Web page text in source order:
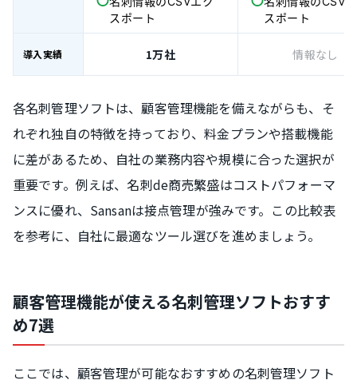
スポート
スポート
導入実績 1万社 情報なし
各名刺管理ソフトは、顧客管理機能を備えながらも、そ
れぞれ独自の特徴を持っており、料金プランや搭載機能
に差があるため、自社の業務内容や規模に合った選択が
重要です。例えば、名刺de商売繁盛はコストパフォーマ
ンスに優れ、Sansanは接点管理が強みです。この比較表
を参考に、自社に最適なツール選びを進めましょう。
顧客管理機能が使える名刺管理ソフトおすす
め7選
ここでは、顧客管理が可能なおすすめの名刺管理ソフト